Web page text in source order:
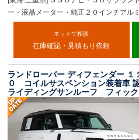
ー・液晶メーター・純正２０インチアルミ
ネットで相談
在庫確認・見積もり依頼
ランドローバー ディフェンダー
０ コイルサスペンション装着車
ライディングサンルーフ フィッ
テップ ブラックパック １９イ
アダプティブクルーズコントロ
ミ電動シート ＥＴＣ２．０